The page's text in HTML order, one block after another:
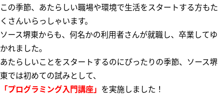
この季節、あたらしい職場や環境で生活をスタートする方もた
くさんいらっしゃいます。
ソース堺東からも、何名かの利用者さんが就職し、卒業してゆ
かれました。
あたらしいことをスタートするのにぴったりの季節、ソース堺
東では初めての試みとして、
「プログラミング入門講座」 を実施しました！